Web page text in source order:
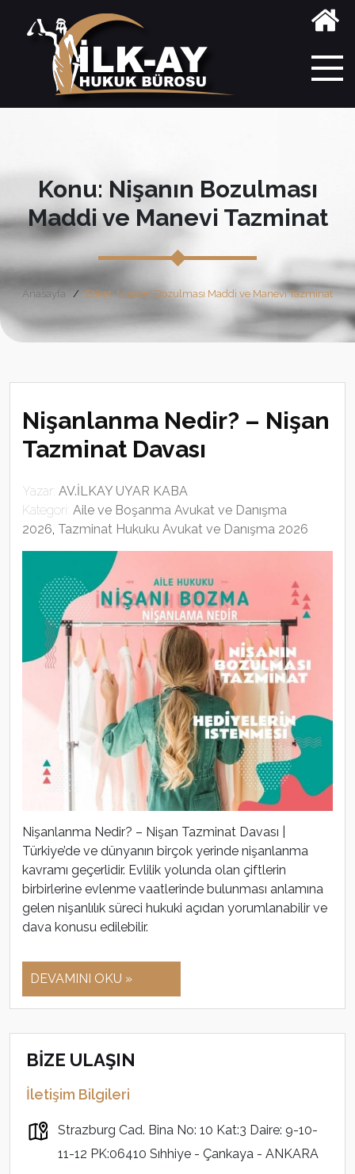
Konu: Nişanın Bozulması
Maddi ve Manevi Tazminat
Anasayfa Etiket: Nişanın Bozulması Maddi ve Manevi Tazminat
Nişanlanma Nedir? – Nişan
Tazminat Davası
Yazar: AV.İLKAY UYAR KABA
Kategori: Aile ve Boşanma Avukat ve Danışma
2026, Tazminat Hukuku Avukat ve Danışma 2026
Nişanlanma Nedir? – Nişan Tazminat Davası |
Türkiye’de ve dünyanın birçok yerinde nişanlanma
kavramı geçerlidir. Evlilik yolunda olan çiftlerin
birbirlerine evlenme vaatlerinde bulunması anlamına
gelen nişanlılık süreci hukuki açıdan yorumlanabilir ve
dava konusu edilebilir.
DEVAMINI OKU »
BİZE ULAŞIN
İletişim Bilgileri
Strazburg Cad. Bina No: 10 Kat:3 Daire: 9-10-
11-12 PK:06410 Sıhhiye - Çankaya - ANKARA